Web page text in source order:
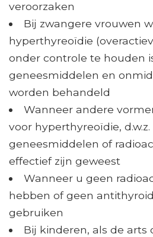
veroorzaken
Bij zwangere vrouwen
hyperthyreoïdie
onder controle te houden
geneesmiddelen en
worden behandeld
Wanneer andere
voor hyperthyreoïdie,
geneesmiddelen of
effectief zijn geweest
Wanneer u geen
hebben of geen
gebruiken
Bij kinderen, als de arts